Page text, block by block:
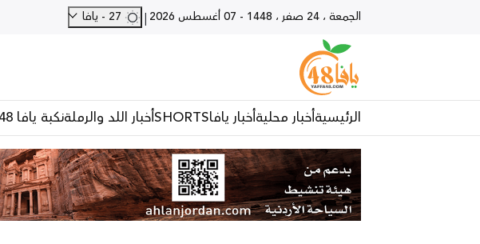
الجمعة ، 24 صفر ، 1448 - 07 أغسطس 2026 |
الرئيسيةأخبار محليةأخبار يافاSHORTSأخبار اللد والرملةنكبة يافا 48